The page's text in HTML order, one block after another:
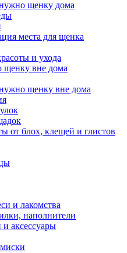
щенку дома
места для щенка
и ухода
щенку вне дома
щенку вне дома
от блох, клещей и глистов
и лакомства
наполнители
аксессуары